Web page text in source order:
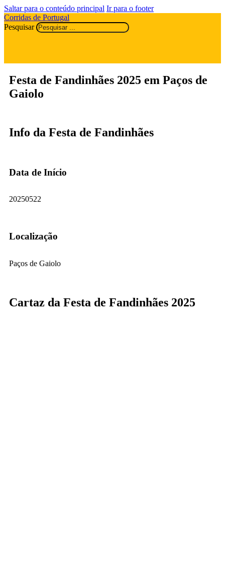
Saltar para o conteúdo principal Ir para o footer
Corridas de Portugal
Pesquisar
Festa de Fandinhães 2025 em Paços de
Gaiolo
Info da Festa de Fandinhães
Data de Início
20250522
Localização
Paços de Gaiolo
Cartaz da Festa de Fandinhães 2025